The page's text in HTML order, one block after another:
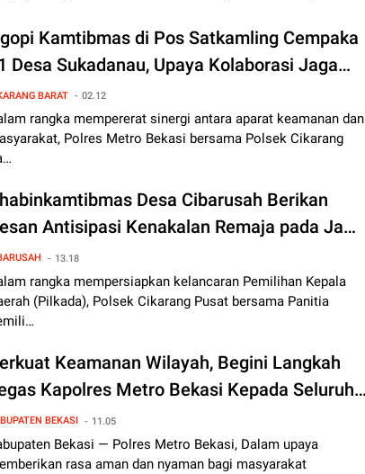
Kamtibmas di Pos Satkamling Cempaka
Desa Sukadanau, Upaya Kolaborasi Jaga
Menjelang Pilkada 2024
BARAT 02.12
rangka mempererat sinergi antara aparat keamanan dan
Polres Metro Bekasi bersama Polsek Cikarang
Desa Cibarusah Berikan
Antisipasi Kenakalan Remaja pada Jam
Sekolah
13.18
rangka mempersiapkan kelancaran Pemilihan Kepala
(Pilkada), Polsek Cikarang Pusat bersama Panitia
Keamanan Wilayah, Begini Langkah
Kapolres Metro Bekasi Kepada Seluruh
Jajaran Melalui Operasi Kejahatan
BEKASI 11.05
Bekasi — Polres Metro Bekasi, Dalam upaya
rasa aman dan nyaman bagi masyarakat